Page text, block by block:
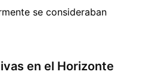
se consideraban
en el Horizonte